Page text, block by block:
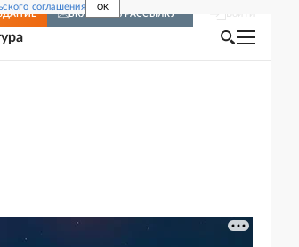
соглашения OK
ВКЛЮЧИТЬ РАССЫЛКУ